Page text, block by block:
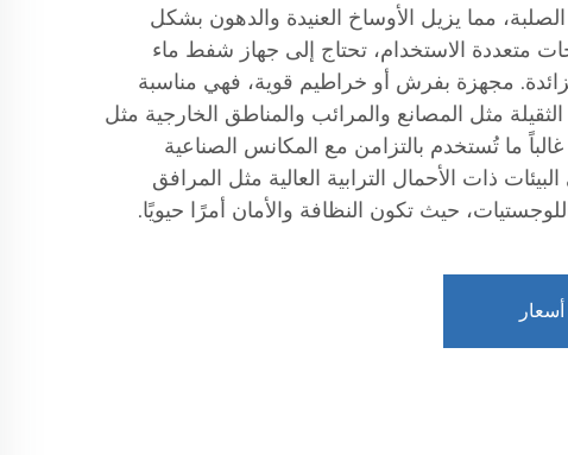
مما يزيل الأوساخ العنيدة والدهون بشكل
متعددة الاستخدام، تحتاج إلى جهاز شفط ماء
مجهزة بفرش أو خراطيم قوية، فهي مناسبة
مثل المصانع والمرائب والمناطق الخارجية مثل
ما تُستخدم بالتزامن مع المكانس الصناعية
ذات الأحمال الترابية العالية مثل المرافق
حيث تكون النظافة والأمان أمرًا حيويًا.